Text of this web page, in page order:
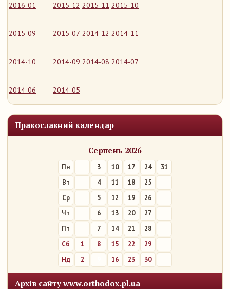
2016-01 2015-12 2015-11 2015-10
2015-09 2015-07 2014-12 2014-11
2014-10 2014-09 2014-08 2014-07
2014-06 2014-05
Православний календар
Серпень 2026
Пн 3 10 17 24
31
Вт
4 11 18
25
Ср
5 12 19
26
Чт
6 13 20
27
Пт
7 14 21
28
Сб
1 8 15 22
29
Нд
2 16 23 30
Архів сайту www.orthodox.pl.ua